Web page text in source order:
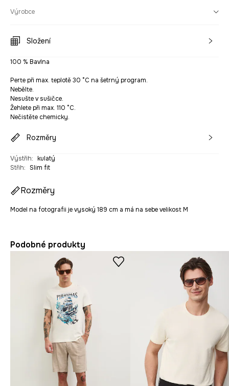
Výrobce
Složení
100 % Bavlna
Perte při max. teplotě 30 °C na šetrný program.
Nebělte.
Nesušte v sušičce.
Žehlete při max. 110 °C.
Nečistěte chemicky.
Rozměry
Výstřih: kulatý
Střih: Slim fit
Rozměry
Model na fotografii je vysoký 189 cm a má na sebe velikost M
Podobné produkty